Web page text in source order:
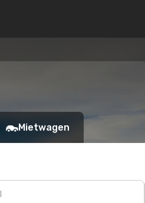
Mietwagen